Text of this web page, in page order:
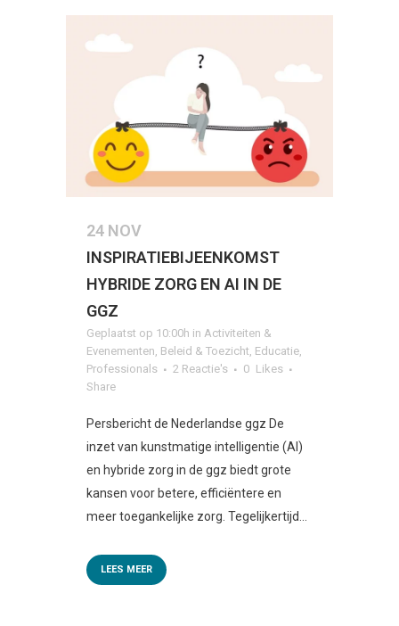
24 NOV
INSPIRATIEBIJEENKOMST
HYBRIDE ZORG EN AI IN DE
GGZ
Geplaatst op 10:00h in Activiteiten &
Evenementen, Beleid & Toezicht, Educatie,
Professionals
2 Reactie's 0 Likes
Share
Persbericht de Nederlandse ggz De
inzet van kunstmatige intelligentie (AI)
en hybride zorg in de ggz biedt grote
kansen voor betere, efficiëntere en
meer toegankelijke zorg. Tegelijkertijd...
LEES MEER